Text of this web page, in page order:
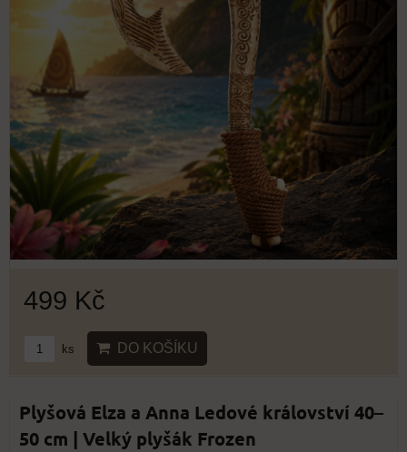
499 Kč
ks DO KOŠÍKU
Plyšová Elza a Anna Ledové království 40–
50 cm | Velký plyšák Frozen